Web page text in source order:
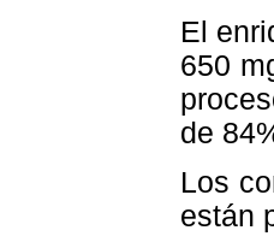
El
650
de
Los
están